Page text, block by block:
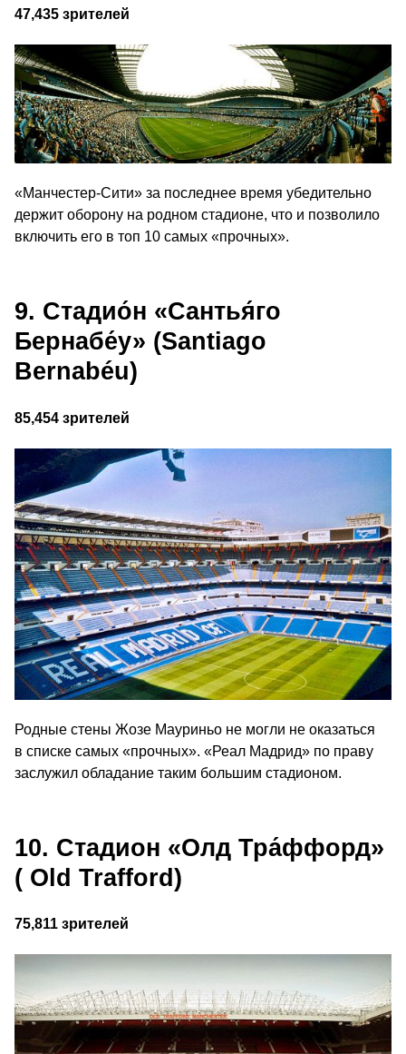
47,435 зрителей
«Манчестер-Сити» за последнее время убедительно
держит оборону на родном стадионе, что и позволило
включить его в топ 10 самых «прочных».
9. Стадио́н «Сантья́го
Бернабе́у» (Santiago
Bernabéu)
85,454 зрителей
Родные стены Жозе Мауриньо не могли не оказаться
в списке самых «прочных». «Реал Мадрид» по праву
заслужил обладание таким большим стадионом.
10. Стадион «Олд Тра́ффорд»
( Old Trafford)
75,811 зрителей